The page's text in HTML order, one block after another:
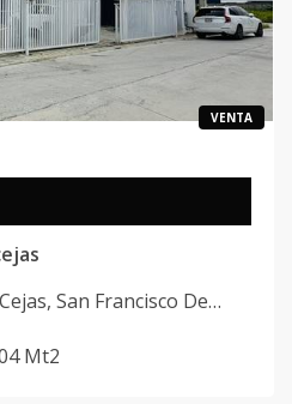
VENTA
, San Francisco De
Mt2